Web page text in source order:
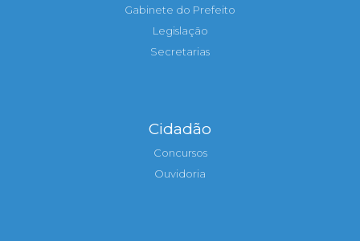
Gabinete do Prefeito
Legislação
Secretarias
Cidadão
Concursos
Ouvidoria